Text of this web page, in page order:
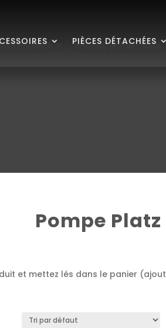
PIÈCES DÉTACHÉES
Pompe Platz
et mettez lés dans le panier